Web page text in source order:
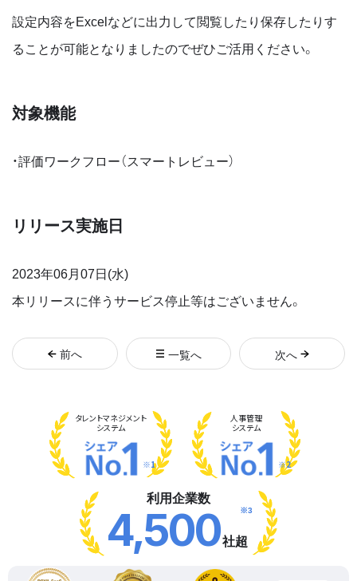
設定内容をExcelなどに出力して閲覧したり保存したりす
ることが可能となりましたのでぜひご活用ください。
対象機能
・評価ワークフロー（スマートレビュー）
リリース実施日
2023年06月07日(水)
本リリースに伴うサービス停止等はございません。
前へ 一覧へ 次へ
タレントマネジメント
システム
※1
人事管理
システム
※2
利用企業数
4,500社超
※3